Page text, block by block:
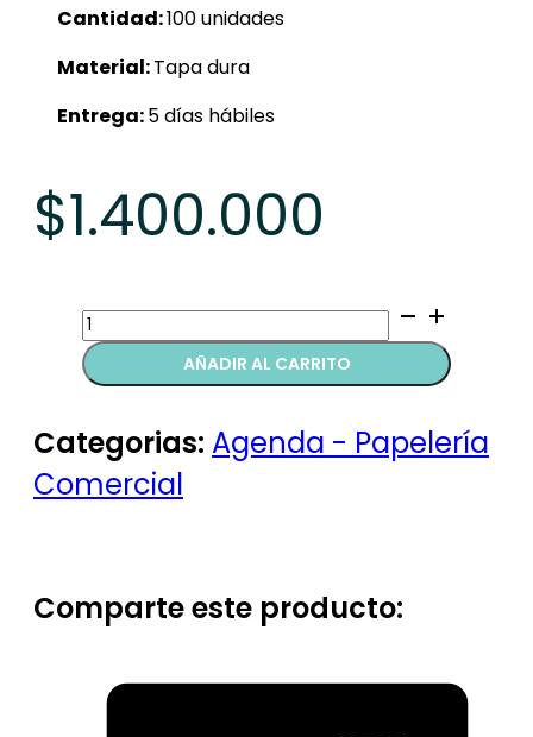
Cantidad:100 unidades
Material:Tapa dura
Entrega:5 días hábiles
$1.400.000
Cuadernos
argollados
quantity
AÑADIR AL CARRITO
Categorias: Agenda - Papelería
Comercial
Comparte este producto: